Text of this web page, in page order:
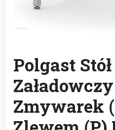
Polgast Stół
Zmywarek